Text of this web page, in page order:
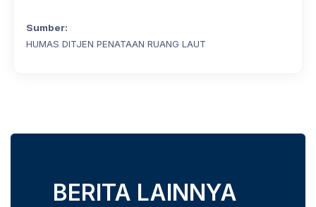
Sumber:
HUMAS DITJEN PENATAAN RUANG LAUT
BERITA LAINNYA